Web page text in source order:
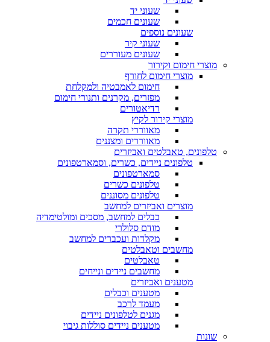
שעוני יד
שעונים חכמים
שעונים נוספים
שעוני קיר
שעונים מעוררים
מוצרי חימום וקירור
מוצרי חימום לחורף
חימום לאמבטיה ולמקלחת
מפזרים, מקרנים ותנורי חימום
רדיאטורים
מוצרי קירור לקיץ
מאווררי תקרה
מאווררים ומצננים
טלפונים, טאבלטים ואביזרים
טלפונים ניידים, כשרים, וסמארטפונים
סמארטפונים
טלפונים כשרים
טלפונים מסוננים
מוצרים ואביזרים למחשב
כבלים למחשב, מסכים ומולטימדיה
מודם סלולרי
מקלדות ועכברים למחשב
מחשבים וטאבלטים
טאבלטים
מחשבים ניידים ונייחים
מטענים ואביזרים
מטענים וכבלים
מעמד לרכב
מגנים לטלפונים ניידים
מטענים ניידים סוללות גיבוי
שונות